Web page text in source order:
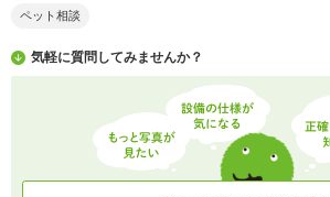
ペット相談
気軽に質問してみませんか？